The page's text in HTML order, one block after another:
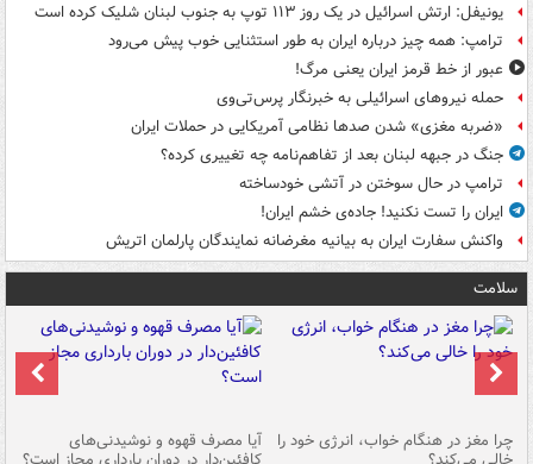
یونیفل: ارتش اسرائیل در یک روز ۱۱۳ توپ به جنوب لبنان شلیک کرده است
ترامپ: همه چیز درباره ایران به طور استثنایی خوب پیش می‌رود
عبور از خط قرمز ایران یعنی مرگ!
حمله نیروهای اسرائیلی به خبرنگار پرس‌تی‌وی
«ضربه مغزی» شدن صدها نظامی آمریکایی در حملات ایران
جنگ در جبهه لبنان بعد از تفاهم‌نامه چه تغییری کرده؟
ترامپ در حال سوختن در آتشی خودساخته
ایران را تست نکنید! جاده‌ی خشم ایران!
واکنش سفارت ایران به بیانیه مغرضانه نمایندگان پارلمان اتریش
سلامت
چرا مغز در هنگام خواب، انرژی خود را آیا مصرف قهوه و نوشیدنی‌های